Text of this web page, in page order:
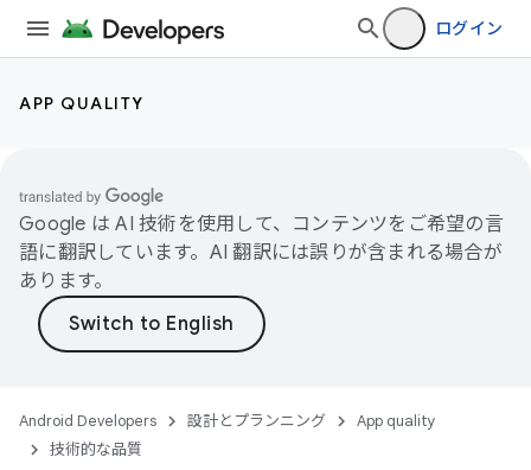
ログイン
APP QUALITY
Google は AI 技術を使用して、コンテンツをご希望の言
語に翻訳しています。AI 翻訳には誤りが含まれる場合が
あります。
Android Developers 設計とプランニング
App quality
技術的な品質